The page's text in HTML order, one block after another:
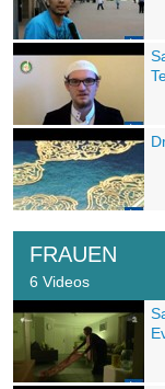
FRAUEN
6 Videos